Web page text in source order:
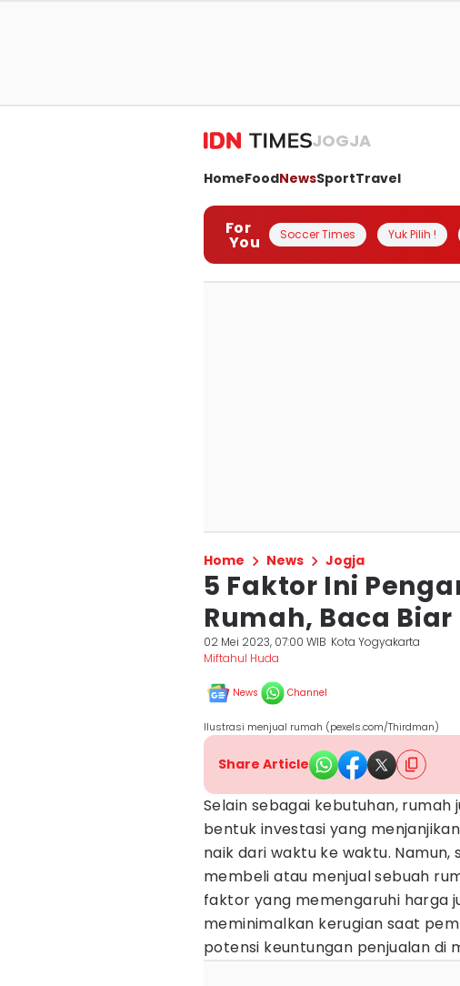
JOGJA
HomeFoodNewsSportTravel
For
You Soccer Times Yuk Pilih !
Home News Jogja
5 Faktor Ini
Rumah, Baca Biar
02 Mei 2023, 07:00 WIB Kota Yogyakarta
Miftahul Huda
News Channel
Ilustrasi menjual rumah (pexels.com/Thirdman)
Share Article
Selain sebagai kebutuhan,
bentuk investasi yang
naik dari waktu ke waktu.
membeli atau menjual sebuah
faktor yang memengaruhi harga
meminimalkan kerugian saat
potensi keuntungan penjualan di